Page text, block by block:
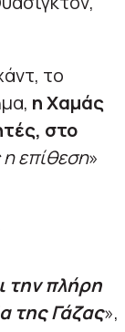
το
η Χαμάς
στο
επίθεση»
την πλήρη
της Γάζας»,